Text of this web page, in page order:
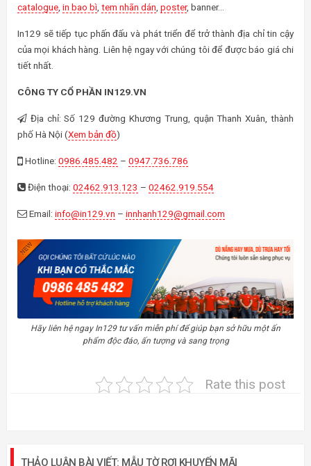
catalogue in bao bì tem nhãn dán poster, banner…
In129 sẽ tiếp tục phấn đấu và phát triển để trở thành địa chỉ tin cậy
của mọi khách hàng. Liên hệ ngay với chúng tôi để được báo giá chi
tiết nhất.
CÔNG TY CỔ PHẦN IN129.VN
Địa chỉ: Số 129 đường Khương Trung, quận Thanh Xuân, thành
phố Hà Nội (Xem bản đồ)
Hotline: 0986.485.482 – 0947.736.786
Điện thoại: 02462.913.123 – 02462.919.554
Email: info@in129.vn – innhanh129@gmail.com
Hãy liên hệ ngay In129 tư vấn miễn phí để giúp bạn sở hữu một ấn
phẩm độc đáo, ấn tượng và sang trọng
Rate this post
THẢO LUẬN BÀI VIẾT: MẪU TỜ RƠI KHUYẾN MÃI